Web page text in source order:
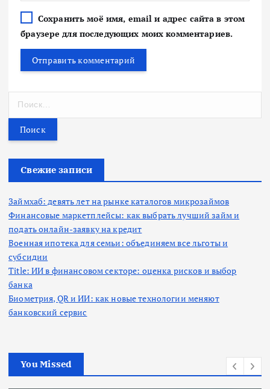
Сохранить моё имя, email и адрес сайта в этом
браузере для последующих моих комментариев.
т
Свежие записи
Займхаб: девять лет на рынке каталогов микрозаймов
Финансовые маркетплейсы: как выбрать лучший займ и
подать онлайн-заявку на кредит
Военная ипотека для семьи: объединяем все льготы и
субсидии
Title: ИИ в финансовом секторе: оценка рисков и выбор
банка
Биометрия, QR и ИИ: как новые технологии меняют
банковский сервис
You Missed